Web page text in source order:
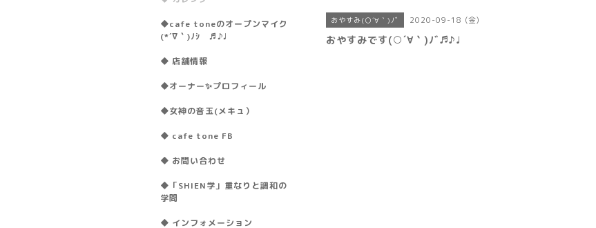
おやすみ(○´∀｀)ﾉﾞ 2020-09-18 (金)
おやすみです(○´∀｀)ﾉﾞ♬♪♩
◆cafe toneのオープンマイク
(*´∇｀)ﾉｼ ♬♪♩
◆ 店舗情報
◆オーナー✨プロフィール
◆女神の音玉(メキュ）
◆ cafe tone FB
◆ お問い合わせ
◆「SHIEN学」重なりと調和の
学問
◆ インフォメーション